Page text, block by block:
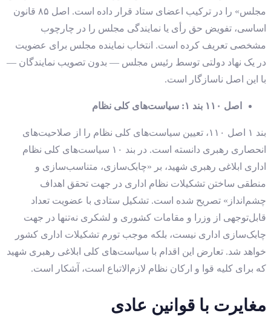
مجلس» را در ترکیب اعضای ستاد قرار داده است. اصل ۸۵ قانون
اساسی، تفویض حق رأی یا نمایندگی مجلس را در چارچوب
مشخصی تعریف کرده است. انتخاب نماینده مجلس برای عضویت
در یک نهاد دولتی توسط رئیس مجلس — بدون تصویب نمایندگان —
با این اصل ناسازگار است.
اصل ۱۱۰ بند ۱: سیاست‌های کلی نظام
بند ۱ اصل ۱۱۰، تعیین سیاست‌های کلی نظام را از صلاحیت‌های
انحصاری رهبری دانسته است. در بند ۱۰ سیاست‌های کلی نظام
اداری ابلاغی رهبری شهید، بر «چابک‌سازی، متناسب‌سازی و
منطقی ساختن تشکیلات نظام اداری در جهت تحقق اهداف
چشم‌انداز» تصریح شده است. تشکیل ستادی با عضویت تعداد
قابل‌توجهی از وزرا و مقامات کشوری و لشکری نه‌تنها در جهت
چابک‌سازی اداری نیست، بلکه موجب تورم تشکیلات اداری کشور
خواهد شد. تعارض این اقدام با سیاست‌های کلی ابلاغی رهبری شهید
که برای کلیه قوا و ارکان نظام لازم‌الاتباع است، آشکار است.
مغایرت با قوانین عادی